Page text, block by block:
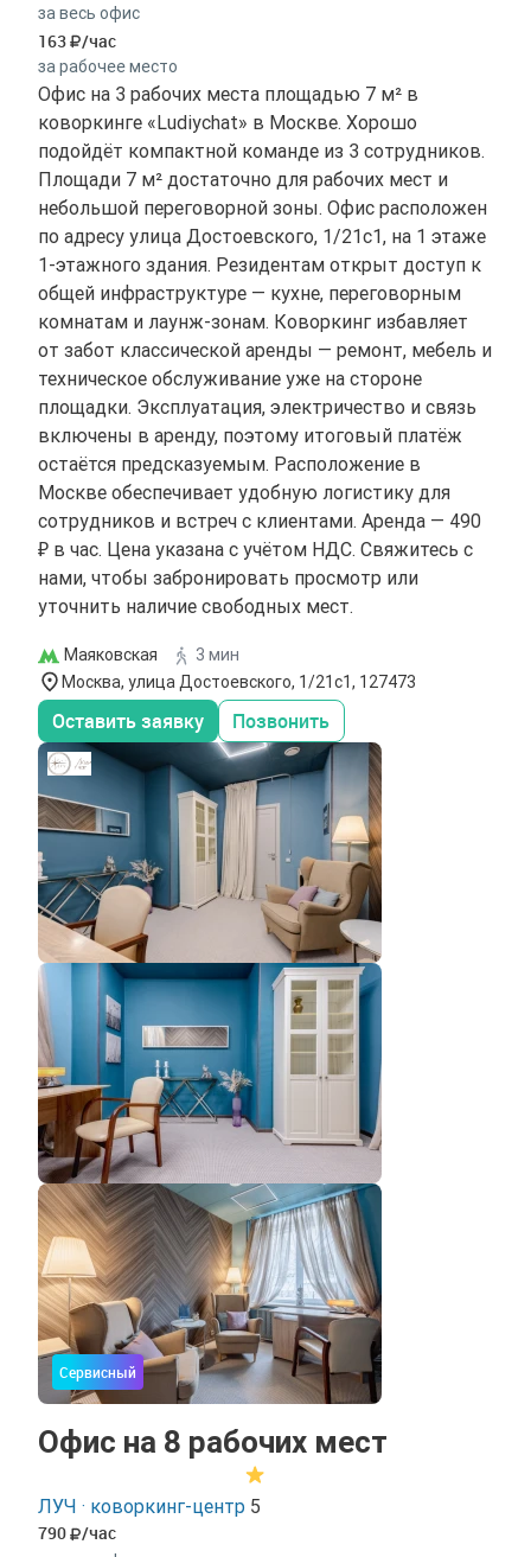
за весь офис
163 /час
за рабочее место
Офис на 3 рабочих места площадью 7 м² в
коворкинге «Ludiychat» в Москве. Хорошо
подойдёт компактной команде из 3 сотрудников.
Площади 7 м² достаточно для рабочих мест и
небольшой переговорной зоны. Офис расположен
по адресу улица Достоевского, 1/21с1, на 1 этаже
1-этажного здания. Резидентам открыт доступ к
общей инфраструктуре — кухне, переговорным
комнатам и лаунж-зонам. Коворкинг избавляет
от забот классической аренды — ремонт, мебель и
техническое обслуживание уже на стороне
площадки. Эксплуатация, электричество и связь
включены в аренду, поэтому итоговый платёж
остаётся предсказуемым. Расположение в
Москве обеспечивает удобную логистику для
сотрудников и встреч с клиентами. Аренда — 490
₽ в час. Цена указана с учётом НДС. Свяжитесь с
нами, чтобы забронировать просмотр или
уточнить наличие свободных мест.
Маяковская
3 мин
Москва, улица Достоевского, 1/21с1, 127473
Оставить заявку Позвонить
Сервисный
Офис на 8 рабочих мест
ЛУЧ · коворкинг-центр 5
790 /час